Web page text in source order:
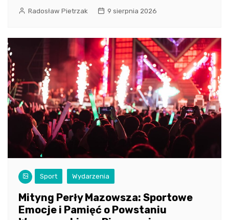
Radosław Pietrzak 9 sierpnia 2026
Sport Wydarzenia
Mityng Perły Mazowsza: Sportowe
Emocje i Pamięć o Powstaniu